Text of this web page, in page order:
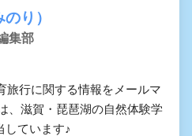
り）
集部
旅行に関する情報をメールマ
、滋賀・琵琶湖の自然体験学
しています♪